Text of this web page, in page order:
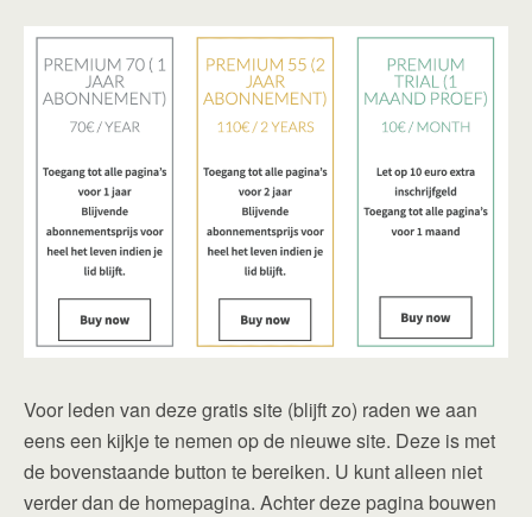
Voor leden van deze gratis site (blijft zo) raden we aan
eens een kijkje te nemen op de nieuwe site. Deze is met
de bovenstaande button te bereiken. U kunt alleen niet
verder dan de homepagina. Achter deze pagina bouwen